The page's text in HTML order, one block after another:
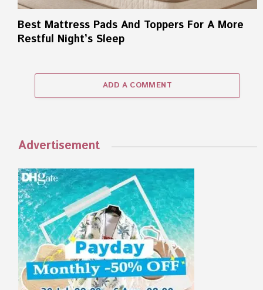
Best Mattress Pads And Toppers For A More
Restful Night’s Sleep
ADD A COMMENT
Advertisement